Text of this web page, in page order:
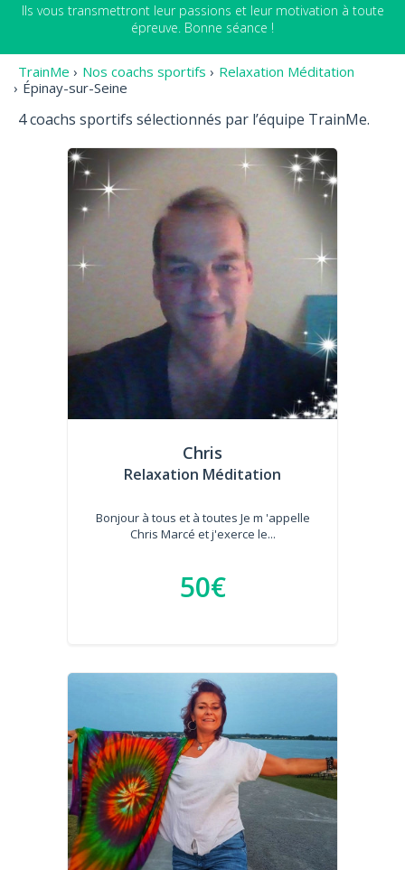
Ils vous transmettront leur passions et leur motivation à toute
épreuve. Bonne séance !
TrainMe › Nos coachs sportifs › Relaxation Méditation
› Épinay-sur-Seine
4 coachs sportifs sélectionnés par l’équipe TrainMe.
Chris
Relaxation Méditation
Bonjour à tous et à toutes Je m 'appelle
Chris Marcé et j'exerce le...
50€